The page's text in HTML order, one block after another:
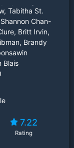
de su tía en
con que van a
a tres
poderes
salvar el
diseñadora
pasarela de
Tabitha St.
Chan-
Britt Irvin,
Brandy
Blais
7.22
Rating